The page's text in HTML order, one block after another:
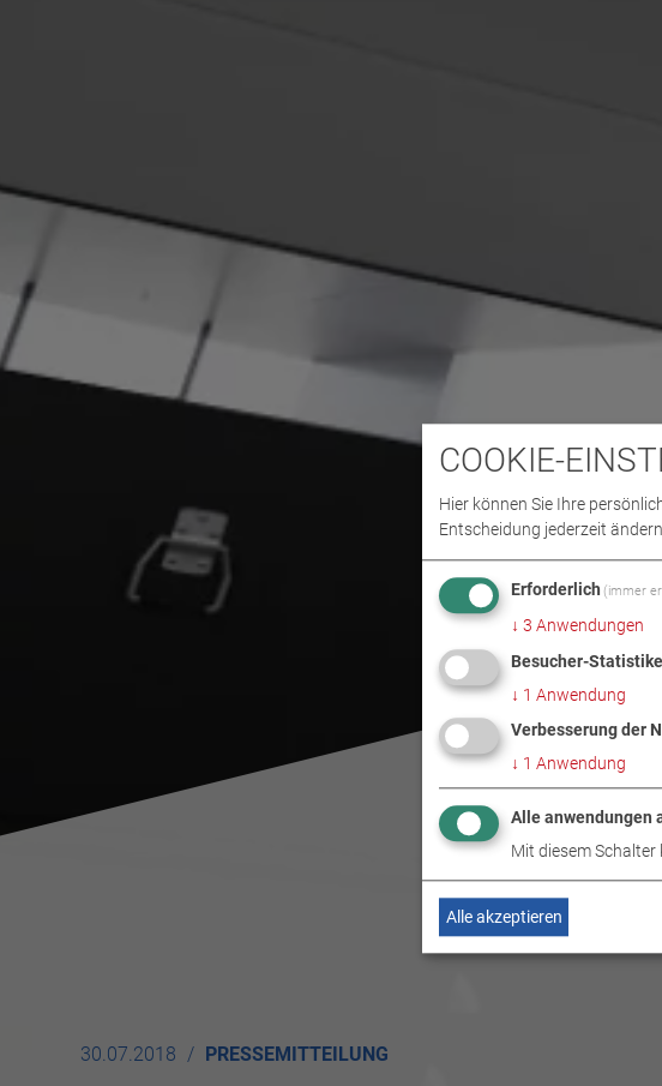
30.07.2018 PRESSEMITTEILUNG
COOKIE-
Hier können Sie Ihre
Entscheidung jederzeit ändern.
Erforderlich (immer
↓ 3 Anwendungen
Besucher-
↓ 1 Anwendung
Verbesserung der
↓ 1 Anwendung
Alle anwendungen
Mit diesem Schalter
Alle akzeptieren